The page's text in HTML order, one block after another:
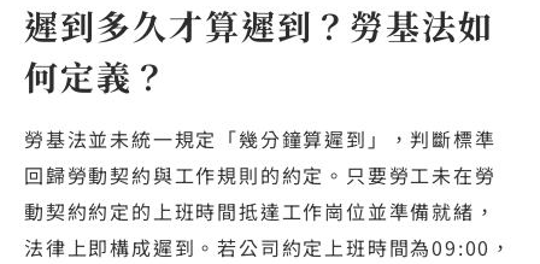
遲到多久才算遲到？勞基法如
何定義？
勞基法並未統一規定「幾分鐘算遲到」，判斷標準
回歸勞動契約與工作規則的約定。只要勞工未在勞
動契約約定的上班時間抵達工作崗位並準備就緒，
法律上即構成遲到。若公司約定上班時間為09:00，